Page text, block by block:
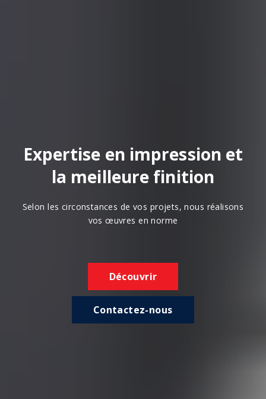
Expertise en impression et
la meilleure finition
Selon les circonstances de vos projets, nous réalisons
vos œuvres en norme
Découvrir
Contactez-nous